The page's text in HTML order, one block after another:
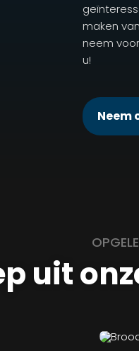
maken
neem
u!
Neem
uit